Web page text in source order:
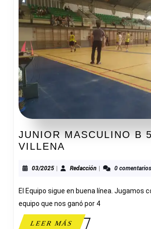
JUNIOR MASCULINO B
VILLENA
B
37
VILLENA
03/202503/2025Redacción Redacción0 comentarios
El Equipo sigue en buena línea. Jugamos
equipo que nos ganó por 4
LEER MÁSLEER